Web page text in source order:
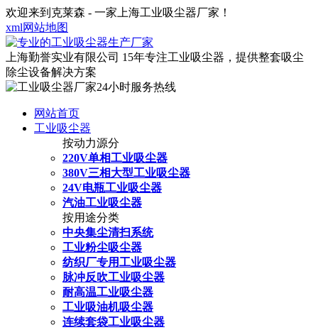
欢迎来到克莱森 - 一家上海工业吸尘器厂家！
xml网站地图
上海勤誉实业有限公司 15年专注工业吸尘器，提供整套吸尘
除尘设备解决方案
网站首页
工业吸尘器
按动力源分
220V单相工业吸尘器
380V三相大型工业吸尘器
24V电瓶工业吸尘器
汽油工业吸尘器
按用途分类
中央集尘清扫系统
工业粉尘吸尘器
纺织厂专用工业吸尘器
脉冲反吹工业吸尘器
耐高温工业吸尘器
工业吸油机吸尘器
连续套袋工业吸尘器